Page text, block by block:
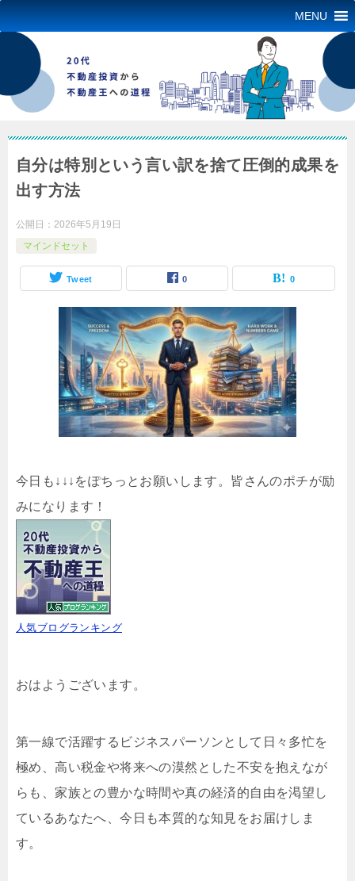
MENU
自分は特別という言い訳を捨て圧倒的成果を
出す方法
公開日： 2026年5月19日
マインドセット
Tweet 0 0
今日も↓↓↓をぽちっとお願いします。皆さんのポチが励
みになります！
人気ブログランキング
おはようございます。
第一線で活躍するビジネスパーソンとして日々多忙を
極め、高い税金や将来への漠然とした不安を抱えなが
らも、家族との豊かな時間や真の経済的自由を渇望し
ているあなたへ、今日も本質的な知見をお届けしま
す。